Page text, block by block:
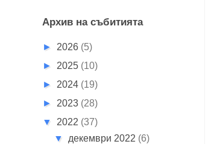
Архив на събитията
► 2026 (5)
► 2025 (10)
► 2024 (19)
► 2023 (28)
▼ 2022 (37)
▼ декември 2022 (6)